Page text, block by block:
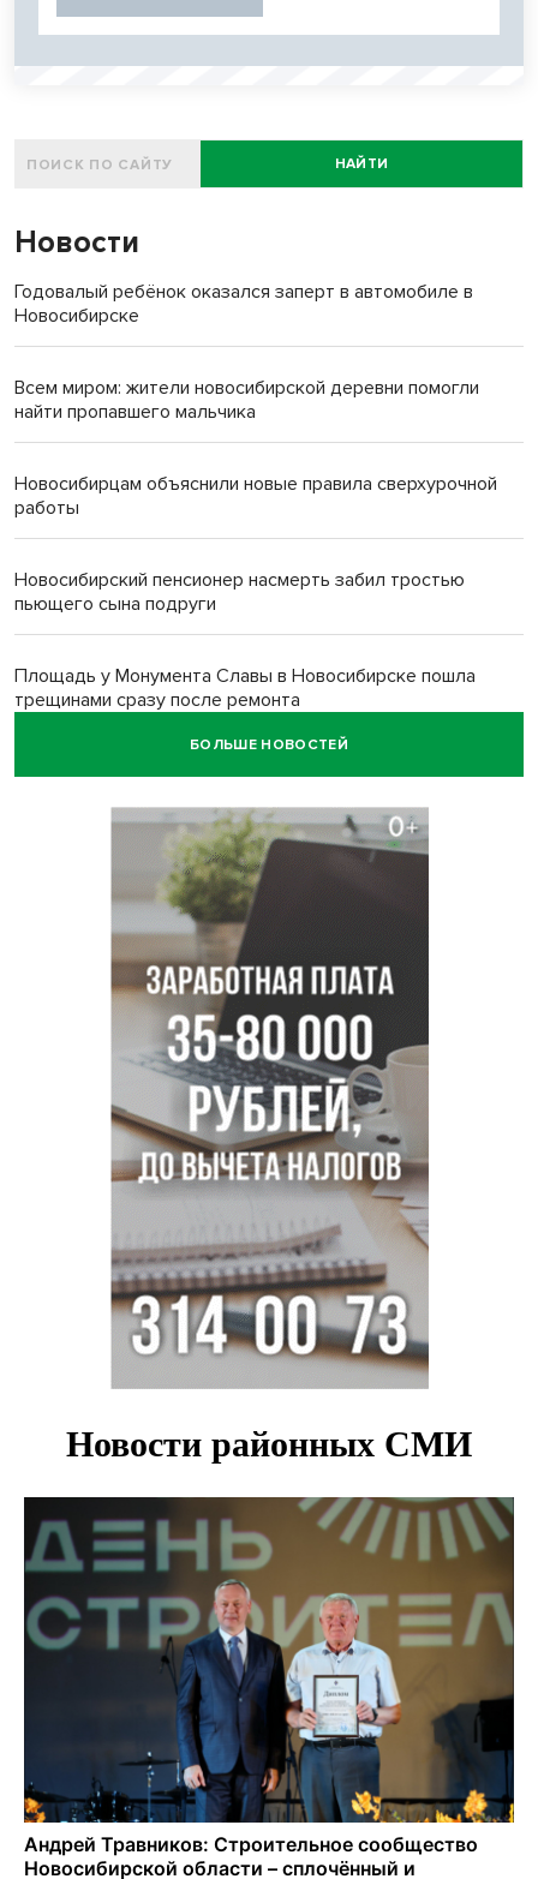
НАЙТИ
Новости
Годовалый ребёнок оказался заперт в автомобиле в
Новосибирске
Всем миром: жители новосибирской деревни помогли
найти пропавшего мальчика
Новосибирцам объяснили новые правила сверхурочной
работы
Новосибирский пенсионер насмерть забил тростью
пьющего сына подруги
Площадь у Монумента Славы в Новосибирске пошла
трещинами сразу после ремонта
БОЛЬШЕ НОВОСТЕЙ